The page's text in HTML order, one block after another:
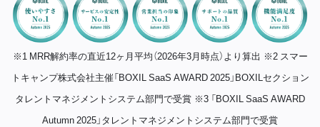
※1 MRR解約率の直近12ヶ月平均（2026年3月時点）より算出 ※2 スマー
トキャンプ株式会社主催「BOXIL SaaS AWARD 2025」BOXILセクション
タレントマネジメントシステム部門で受賞 ※3 「BOXIL SaaS AWARD
Autumn 2025」タレントマネジメントシステム部門で受賞